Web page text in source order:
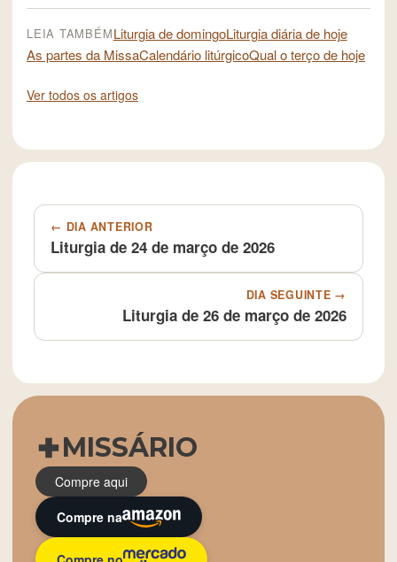
LEIA TAMBÉMLiturgia de domingoLiturgia diária de hoje
As partes da MissaCalendário litúrgicoQual o terço de hoje
Ver todos os artigos
← DIA ANTERIOR
Liturgia de 24 de março de 2026
DIA SEGUINTE →
Liturgia de 26 de março de 2026
MISSÁRIO
Compre aqui
Compre na